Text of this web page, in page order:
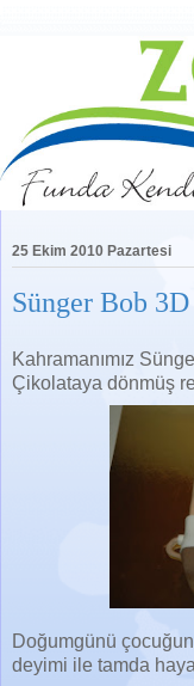
25 Ekim 2010 Pazartesi
Sünger Bob 3D
Kahramanımız
Çikolataya dönmüş
Doğumgünü
deyimi ile tamda